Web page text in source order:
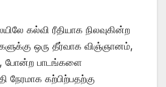
கல்வி ரீதியாக நிலவுகின்ற
ஒரு தீர்வாக விஞ்ஞானம்,
போன்ற பாடங்களை
நேரமாக கற்பிற்பதற்கு